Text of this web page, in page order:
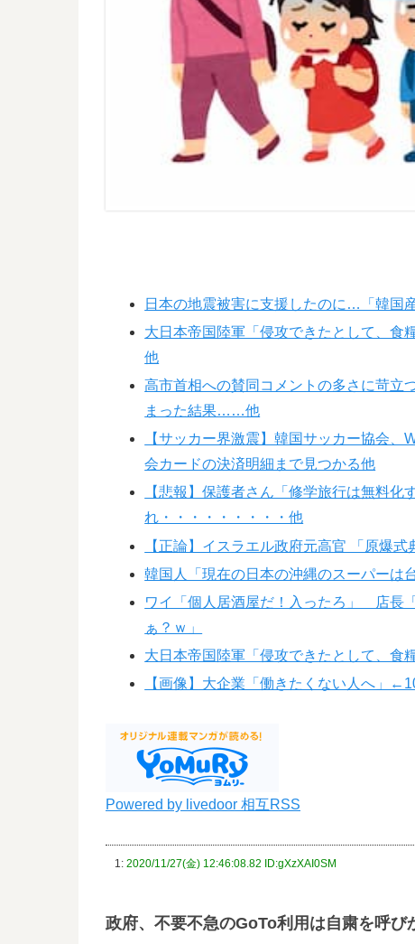
日本の地震被害に支援したのに…「韓国
大日本帝国陸軍「侵攻できたとして、食
他
高市首相への賛同コメントの多さに苛立
まった結果……他
【サッカー界激震】韓国サッカー協会
会カードの決済明細まで見つかる他
【悲報】保護者さん「修学旅行は無料
れ・・・・・・・・・他
【正論】イスラエル政府元高官 「原爆式
韓国人「現在の日本の沖縄のスーパーは
ワイ「個人居酒屋だ！入ったろ」 店
ぁ？ｗ」
大日本帝国陸軍「侵攻できたとして、食
【画像】大企業「働きたくない人へ」
Powered by livedoor 相互RSS
1: 2020/11/27(金) 12:46:08.82 ID:gXzXAI0SM
政府、不要不急のGoTo利用は自粛を呼び